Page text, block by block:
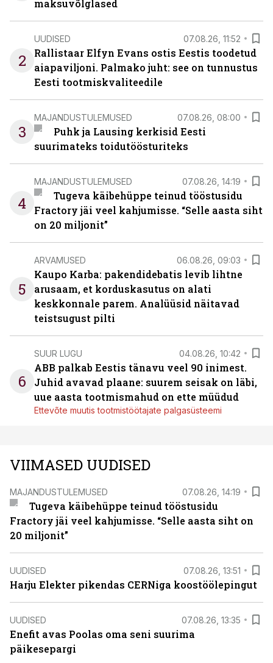
maksuvõlglased
2
UUDISED 07.08.26, 11:52
Rallistaar Elfyn Evans ostis Eestis toodetud
aiapaviljoni. Palmako juht: see on tunnustus
Eesti tootmiskvaliteedile
3
MAJANDUSTULEMUSED 07.08.26, 08:00
Puhk ja Lausing kerkisid Eesti
suurimateks toidutöösturiteks
4
MAJANDUSTULEMUSED 07.08.26, 14:19
Tugeva käibehüppe teinud tööstusidu
Fractory jäi veel kahjumisse. “Selle aasta siht
on 20 miljonit”
5
ARVAMUSED 06.08.26, 09:03
Kaupo Karba: pakendidebatis levib lihtne
arusaam, et korduskasutus on alati
keskkonnale parem. Analüüsid näitavad
teistsugust pilti
6
SUUR LUGU 04.08.26, 10:42
ABB palkab Eestis tänavu veel 90 inimest.
Juhid avavad plaane: suurem seisak on läbi,
uue aasta tootmismahud on ette müüdud
Ettevõte muutis tootmistöötajate palgasüsteemi
VIIMASED UUDISED
MAJANDUSTULEMUSED 07.08.26, 14:19
Tugeva käibehüppe teinud tööstusidu
Fractory jäi veel kahjumisse. “Selle aasta siht on
20 miljonit”
UUDISED 07.08.26, 13:51
Harju Elekter pikendas CERNiga koostöölepingut
UUDISED 07.08.26, 13:35
Enefit avas Poolas oma seni suurima
päikesepargi